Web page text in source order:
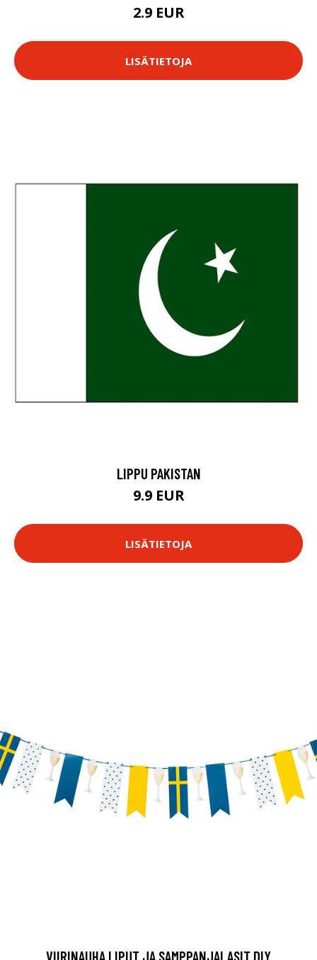
2.9 EUR
LISÄTIETOJA
LIPPU PAKISTAN
9.9 EUR
LISÄTIETOJA
VIIRINAUHA LIPUT JA SAMPPANJALASIT DIY